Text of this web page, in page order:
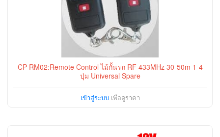
CP-RM02:Remote Control ไม้กั้นรถ RF 433MHz 30-50m 1-4
ปุ่ม Universal Spare
เข้าสู่ระบบเพื่อดูราคา